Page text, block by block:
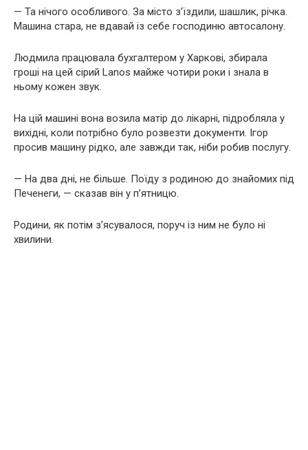
— Та нічого особливого. За місто з’їздили, шашлик, річка.
Машина стара, не вдавай із себе господиню автосалону.
Людмила працювала бухгалтером у Харкові, збирала
гроші на цей сірий Lanos майже чотири роки і знала в
ньому кожен звук.
На цій машині вона возила матір до лікарні, підробляла у
вихідні, коли потрібно було розвезти документи. Ігор
просив машину рідко, але завжди так, ніби робив послугу.
— На два дні, не більше. Поїду з родиною до знайомих під
Печенеги, — сказав він у п’ятницю.
Родини, як потім з’ясувалося, поруч із ним не було ні
хвилини.